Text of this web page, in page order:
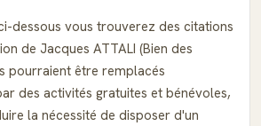
dessous vous trouverez des citations
de Jacques ATTALI (Bien des
pourraient être remplacés
des activités gratuites et bénévoles,
la nécessité de disposer d'un